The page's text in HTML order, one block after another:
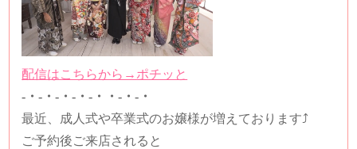
配信はこちらから→ポチッと
-・-・-・-・-・・-・-・
最近、成人式や卒業式のお嬢様が増えております⤴
ご予約後ご来店されると